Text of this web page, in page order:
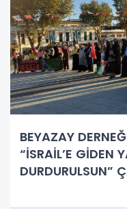
BEYAZAY
“İSRAİL’E GİDEN
DURDURULSUN”